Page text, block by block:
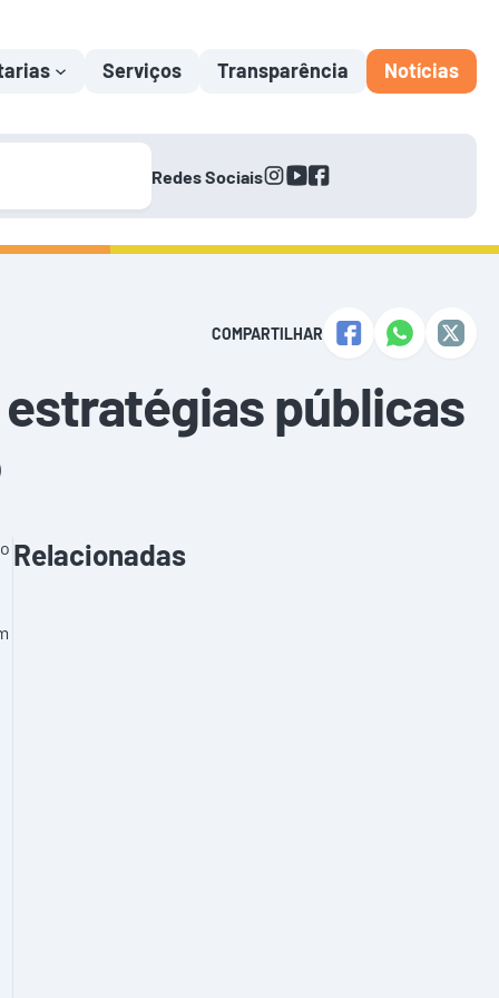
Serviços Transparência Notícias
Redes Sociaisinstagram
youtube
facebook
COMPARTILHAR
públicas
Relacionadas